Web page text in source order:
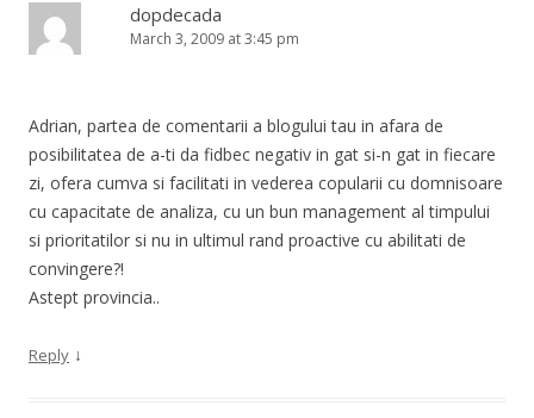
dopdecada
March 3, 2009 at 3:45 pm
Adrian, partea de comentarii a blogului tau in afara de
posibilitatea de a-ti da fidbec negativ in gat si-n gat in fiecare
zi, ofera cumva si facilitati in vederea copularii cu domnisoare
cu capacitate de analiza, cu un bun management al timpului
si prioritatilor si nu in ultimul rand proactive cu abilitati de
convingere?!
Astept provincia..
Reply ↓